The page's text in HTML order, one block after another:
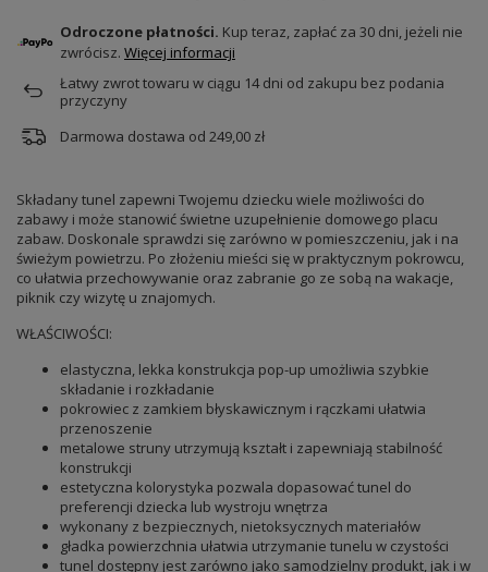
Odroczone płatności. Kup teraz, zapłać za 30 dni, jeżeli nie
zwrócisz. Więcej informacji
Łatwy zwrot towaru w ciągu 14dni od zakupu bez podania
przyczyny
Darmowa dostawa od 249,00 zł
Składany tunel zapewni Twojemu dziecku wiele możliwości do
zabawy i może stanowić świetne uzupełnienie domowego placu
zabaw. Doskonale sprawdzi się zarówno w pomieszczeniu, jak i na
świeżym powietrzu. Po złożeniu mieści się w praktycznym pokrowcu,
co ułatwia przechowywanie oraz zabranie go ze sobą na wakacje,
piknik czy wizytę u znajomych.
WŁAŚCIWOŚCI:
elastyczna, lekka konstrukcja pop-up umożliwia szybkie
składanie i rozkładanie
pokrowiec z zamkiem błyskawicznym i rączkami ułatwia
przenoszenie
metalowe struny utrzymują kształt i zapewniają stabilność
konstrukcji
estetyczna kolorystyka pozwala dopasować tunel do
preferencji dziecka lub wystroju wnętrza
wykonany z bezpiecznych, nietoksycznych materiałów
gładka powierzchnia ułatwia utrzymanie tunelu w czystości
tunel dostępny jest zarówno jako samodzielny produkt, jak i w